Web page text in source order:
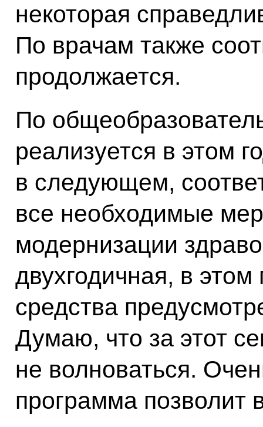
некоторая
По врачам также
продолжается.
По
реализуется в этом
в следующем,
все необходимые
модернизации
двухгодичная, в
средства
Думаю, что за этот
не волноваться.
программа позволит